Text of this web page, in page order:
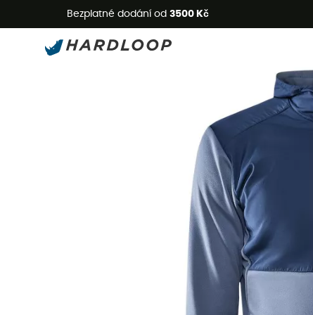
Bezplatné dodání od 3500 Kč